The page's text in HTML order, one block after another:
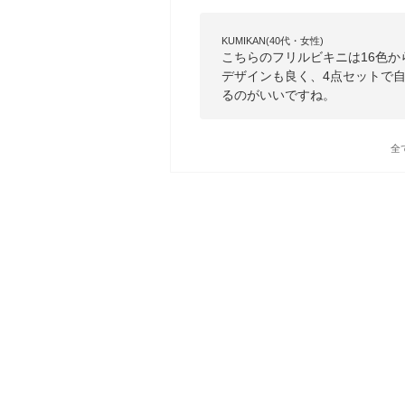
KUMIKAN(40代・女性)
こちらのフリルビキニは16色
デザインも良く、4点セットで
るのがいいですね。
全